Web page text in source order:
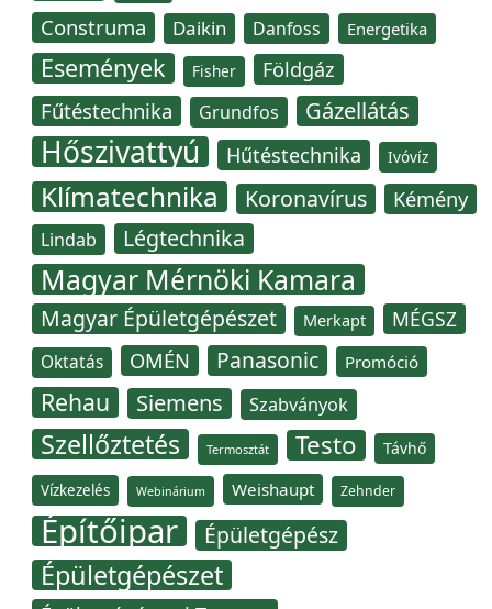
Construma Daikin Danfoss Energetika
Események Fisher Földgáz
Fűtéstechnika Grundfos Gázellátás
Hőszivattyú Hűtéstechnika Ivóvíz
Klímatechnika Koronavírus Kémény
Lindab Légtechnika
Magyar Mérnöki Kamara
Magyar Épületgépészet Merkapt MÉGSZ
Oktatás OMÉN Panasonic Promóció
Rehau Siemens Szabványok
Szellőztetés Termosztát Testo Távhő
Vízkezelés Webinárium Weishaupt Zehnder
Építőipar Épületgépész
Épületgépészet